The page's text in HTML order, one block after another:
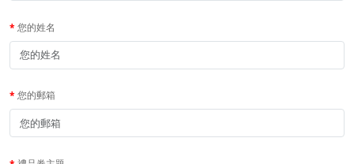
您的姓名
您的郵箱